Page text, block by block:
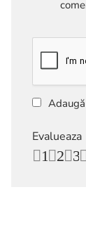
Evalueaza
3
2
1